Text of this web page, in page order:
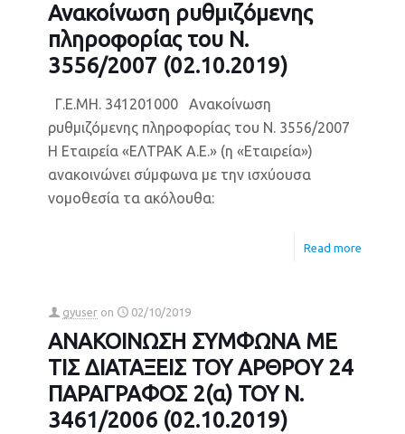
Ανακοίνωση ρυθμιζόμενης
πληροφορίας του Ν.
3556/2007 (02.10.2019)
Γ.Ε.ΜΗ. 341201000 Ανακοίνωση
ρυθμιζόμενης πληροφορίας του Ν. 3556/2007
Η Εταιρεία «ΕΛΤΡΑΚ Α.Ε.» (η «Εταιρεία»)
ανακοινώνει σύμφωνα με την ισχύουσα
νομοθεσία τα ακόλουθα:
Read more
gyuser on 02/10/2019
ΑΝΑΚΟΙΝΩΣΗ ΣΥΜΦΩΝΑ ΜΕ
ΤΙΣ ΔΙΑΤΑΞΕΙΣ ΤΟΥ ΑΡΘΡΟY 24
ΠΑΡΑΓΡΑΦΟΣ 2(α) ΤΟΥ Ν.
3461/2006 (02.10.2019)